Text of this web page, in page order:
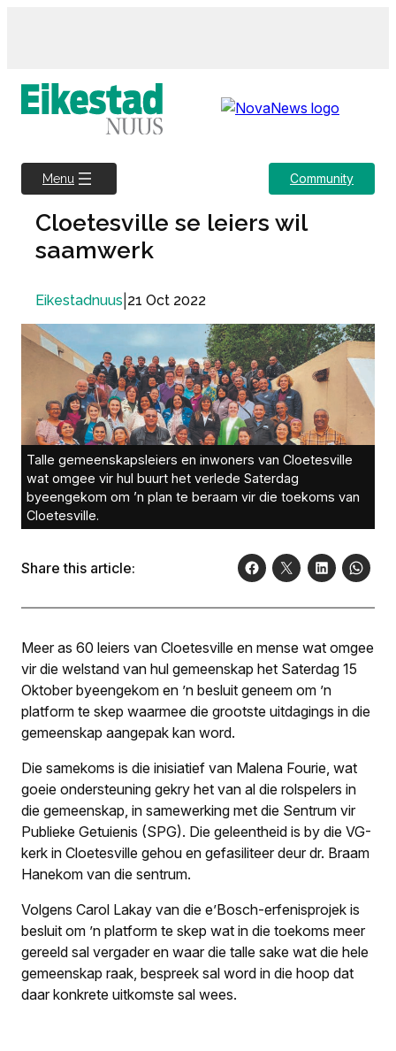
Menu Community
Cloetesville se leiers wil
saamwerk
Eikestadnuus 21 Oct 2022
Talle gemeenskapsleiers en inwoners van Cloetesville
wat omgee vir hul buurt het verlede Saterdag
byeengekom om ’n plan te beraam vir die toekoms van
Cloetesville.
Share this article:
Meer as 60 leiers van Cloetesville en mense wat omgee
vir die welstand van hul gemeenskap het Saterdag 15
Oktober byeengekom en ’n besluit geneem om ’n
platform te skep waarmee die grootste uitdagings in die
gemeenskap aangepak kan word.
Die samekoms is die inisiatief van Malena Fourie, wat
goeie ondersteuning gekry het van al die rolspelers in
die gemeenskap, in samewerking met die Sentrum vir
Publieke Getuienis (SPG). Die geleentheid is by die VG-
kerk in Cloetesville gehou en gefasiliteer deur dr. Braam
Hanekom van die sentrum.
Volgens Carol Lakay van die e’Bosch-erfenisprojek is
besluit om ’n platform te skep wat in die toekoms meer
gereeld sal vergader en waar die talle sake wat die hele
gemeenskap raak, bespreek sal word in die hoop dat
daar konkrete uitkomste sal wees.